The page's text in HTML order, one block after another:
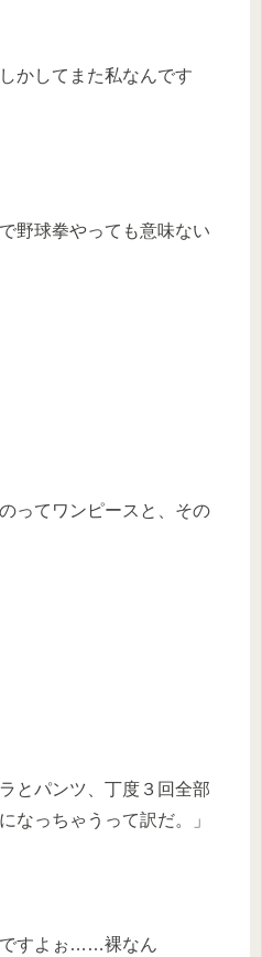
かしてまた私なんです
野球拳やっても意味ない
ってワンピースと、その
とパンツ、丁度３回全部
なっちゃうって訳だ。」
ですよぉ……裸なん